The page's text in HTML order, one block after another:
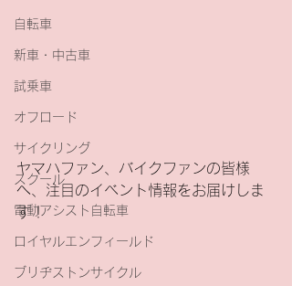
自転車
新車・中古車
試乗車
オフロード
サイクリング
スクール
電動アシスト自転車
ロイヤルエンフィールド
ブリヂストンサイクル
ヤマハファン、バイクファンの皆様
へ、注目のイベント情報をお届けしま
す！